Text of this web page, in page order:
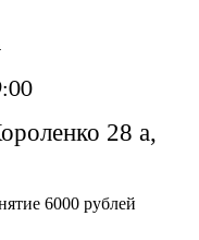
28 а,
6000 рублей